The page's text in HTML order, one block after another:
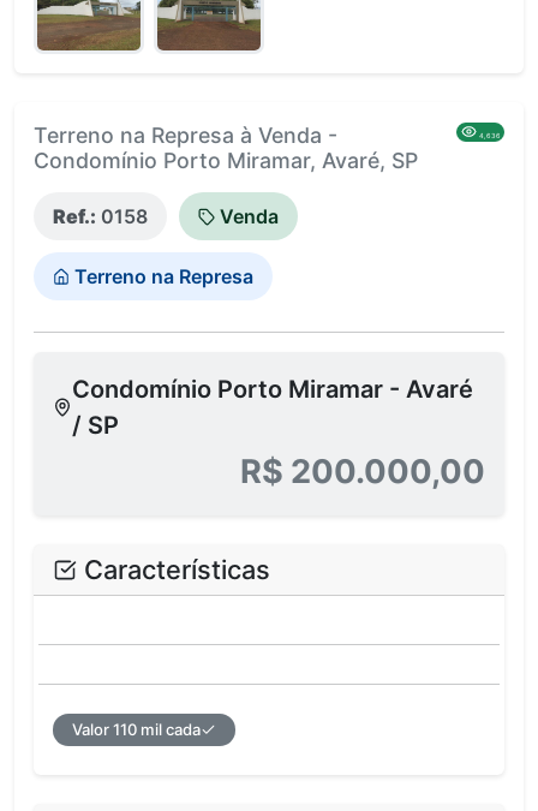
Terreno na Represa à Venda -
Condomínio Porto Miramar, Avaré, SP
4,636
Ref.: 0158 Venda
Terreno na Represa
Condomínio Porto Miramar - Avaré
/ SP
R$ 200.000,00
Características
Valor 110 mil cada